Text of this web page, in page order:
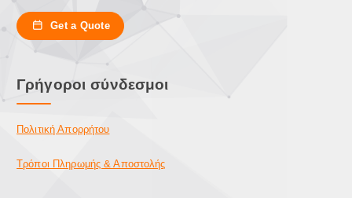
Get a Quote
Γρήγοροι σύνδεσμοι
Πολιτική Απορρήτου
Τρόποι Πληρωμής & Αποστολής